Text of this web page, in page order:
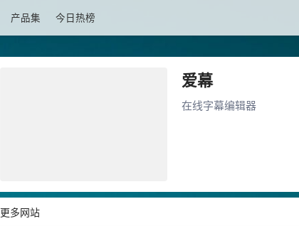
产品集 今日热榜
爱幕
在线字幕编辑器
更多网站